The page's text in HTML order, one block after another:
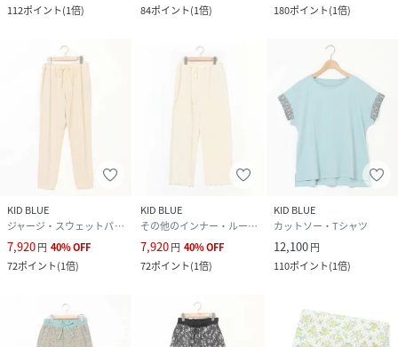
112ポイント(1倍)
84ポイント(1倍)
180ポイント(1倍)
KID BLUE
ジャージ・スウェットパンツ
7,920円 40%OFF
72ポイント(1倍)
KID BLUE
その他のインナー・ルームウェア
7,920円 40%OFF
72ポイント(1倍)
KID BLUE
カットソー・Tシャツ
12,100円
110ポイント(1倍)